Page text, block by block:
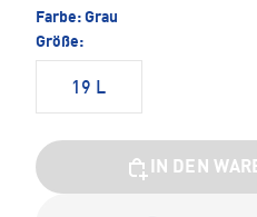
Farbe: Grau
Größe:
19 L
IN DEN